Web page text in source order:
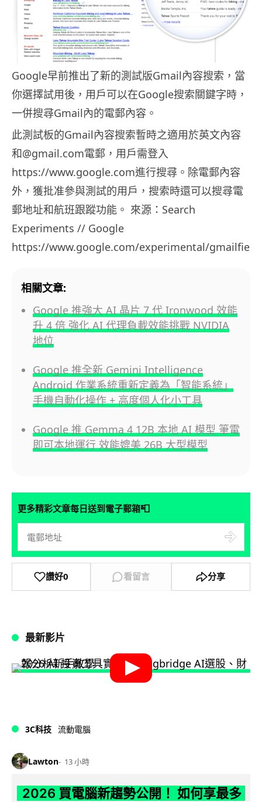
Google早前推出了新的測試版Gmail內容搜索，當
你選擇試用後，用戶可以在Google搜索關鍵字時，
一併搜尋Gmail內的電郵內容。
此測試板的Gmail內容搜索暫時之適用於英文內容
和@gmail.com電郵，用戶需登入
https://www.google.com進行搜尋。除電郵內容
外，獲批准參與測試的用戶，搜索時還可以搜尋電
郵地址和航班跟蹤功能。 來源：Search
Experiments // Google
https://www.google.com/experimental/
相關文章:
Google 推強大 AI 晶片 7 代 Ironwood 效能
升 4 倍 強化 AI 代理負載效能挑戰 NVIDIA
地位
Google 推全新 Gemini Intelligence
Android 作業系統重新定義為「智能系統」
手機自動化操作 + 高度個人化小工具
Google 推 Gemma 4 12B 本地 AI 模型 筆電
即可本地運行 效能媲美 26B 大型模型
更多精彩文章每日送到電子郵箱📮
讚好0 看留言 分享
最新影片
3C科技 流動電腦
Lawton 13 小時
2026 買電腦新趨勢公開！ 如何享最多